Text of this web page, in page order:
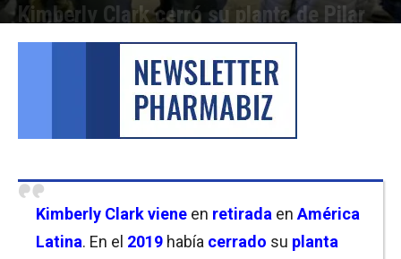
Kimberly Clark cerró su planta de Pilar
Por Cristina Kroll - 11/06/2025 16:30
Kimberly Clark viene en retirada en América
Latina. En el 2019 había cerrado su planta